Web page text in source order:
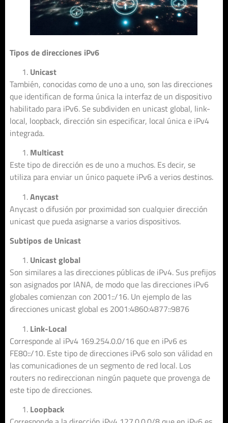
Tipos de direcciones iPv6
Unicast
También, conocidas como de uno a uno, son las direcciones
que identifican de forma única la interfaz de un dispositivo
habilitado para iPv6. Se subdividen en unicast global, link-
local, loopback, dirección sin especificar, local única e iPv4
integrada.
Multicast
Este tipo de dirección es de uno a muchos. Es decir, se
utiliza para enviar un único paquete iPv6 a verios destinos.
Anycast
Anycast o difusión por proximidad son cualquier dirección
unicast que pueda asignarse a varios dispositivos.
Subtipos de Unicast
Unicast global
Son similares a las direcciones públicas de iPv4. Sus prefijos
son asignados por IANA, de modo que las direcciones iPv6
globales comienzan con 2001::/16. Un ejemplo de las
direcciones unicast global es 2001:4860:4877::9876
Link-Local
Corresponde al iPv4 169.254.0.0/16 que en iPv6 es
FE80::/10. Este tipo de direcciones iPv6 solo son válidad en
las comunicadiones de un segmento de red local. Los
routers no redireccionan ningún paquete que provenga de
este tipo de direcciones.
Loopback